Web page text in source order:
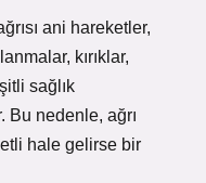
ani hareketler,
kırıklar,
sağlık
Bu nedenle, ağrı
hale gelirse bir